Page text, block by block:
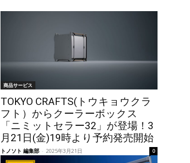
商品サービス
TOKYO CRAFTS(トウキョウクラ
フト）からクーラーボックス
「ニミットセラー32」が登場！3
月21日(金)19時より予約発売開始
トノソト 編集部 - 2025年3月21日 0